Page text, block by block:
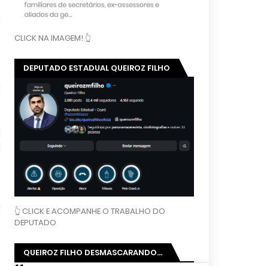
CLICK NA IMAGEM! 👆
DEPUTADO ESTADUAL QUEIROZ FILHO
👆 CLICK E ACOMPANHE O TRABALHO DO
DEPUTADO
QUEIROZ FILHO DESMASCARANDO...